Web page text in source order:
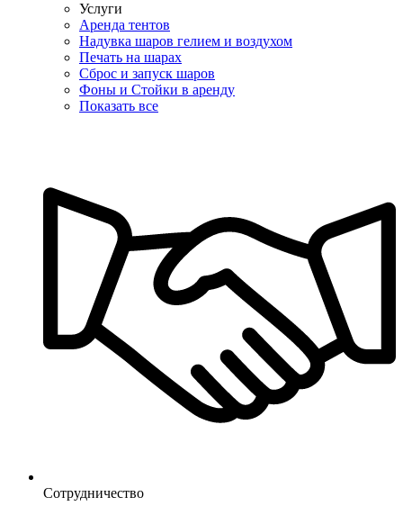
Услуги
Аренда тентов
Надувка шаров гелием и воздухом
Печать на шарах
Сброс и запуск шаров
Фоны и Стойки в аренду
Показать все
Сотрудничество